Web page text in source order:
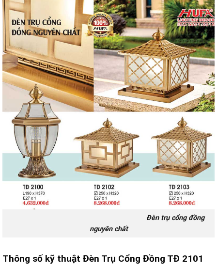
Đèn trụ cổng đồng
nguyên chất
Thông số kỹ thuật Đèn Trụ Cổng Đồng TĐ 2101